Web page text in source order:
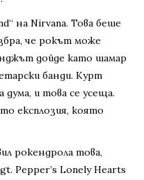
на Nirvana. Това беше
че рокът може
дойде като шамар
банди. Курт
дума, и това се усеща.
експлозия, която
рокендрола това,
Pepper’s Lonely Hearts